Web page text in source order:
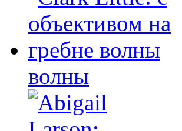
волны